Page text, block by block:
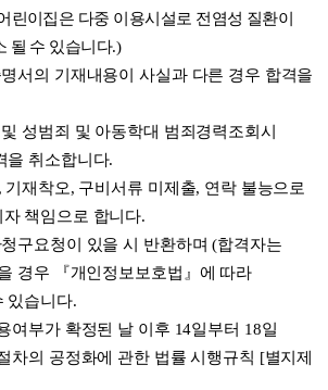
린이집은 다중 이용시설로 전염성 질환이
될 수 있습니다.)
서의 기재내용이 사실과 다른 경우 합격을
성범죄 및 아동학대 범죄경력조회시
을 취소합니다.
, 기재착오, 구비서류 미제출, 연락 불능으로
책임으로 합니다.
구요청이 있을 시 반환하며(합격자는
경우 『개인정보보호법 』 에 따라
있습니다.
여부가 확정된 날 이후 14일부터 18일
차의 공정화에 관한 법률 시행규칙 [별지제